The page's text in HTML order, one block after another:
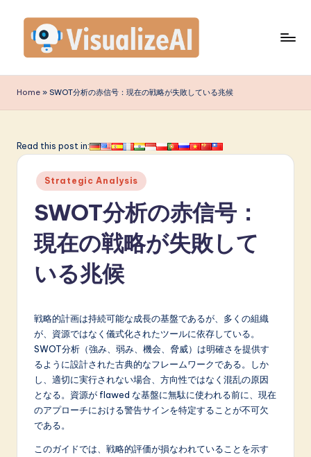
content
is
u
li
A
p
Home » SWOT分析の赤信号：現在の戦略が失敗している兆候
Read this post in:
Posted
in
Strategic Analysis
SWOT分析の赤信号：
現在の戦略が失敗して
いる兆候
戦略的計画は持続可能な成長の基盤であるが、多くの組織
が、資源ではなく儀式化されたツールに依存している。
SWOT分析（強み、弱み、機会、脅威）は明確さを提供す
るように設計された古典的なフレームワークである。しか
し、適切に実行されない場合、方向性ではなく混乱の原因
となる。資源が flawed な基盤に無駄に使われる前に、現在
のアプローチにおける警告サインを特定することが不可欠
である。
このガイドでは、戦略的評価が損なわれていることを示す